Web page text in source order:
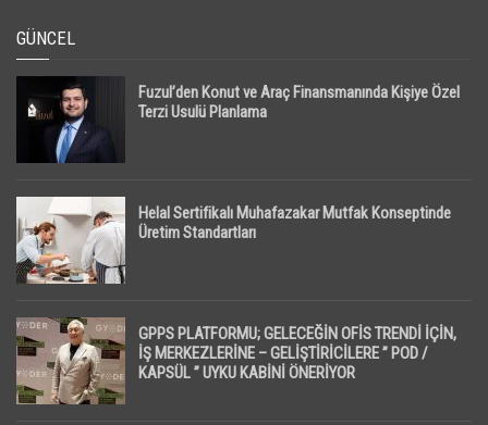
GÜNCEL
Fuzul’den Konut ve Araç Finansmanında Kişiye Özel
Terzi Usulü Planlama
Helal Sertifikalı Muhafazakar Mutfak Konseptinde
Üretim Standartları
GPPS PLATFORMU; GELECEĞİN OFİS TRENDİ İÇİN,
İŞ MERKEZLERİNE – GELİŞTİRİCİLERE ” POD /
KAPSÜL ” UYKU KABİNİ ÖNERİYOR